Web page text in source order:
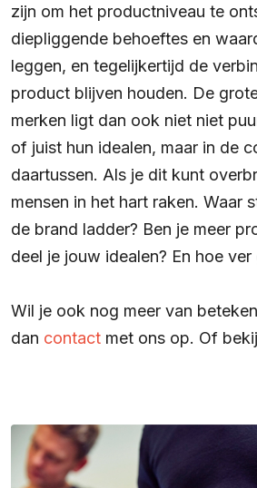
zijn om het productniveau te
diepliggende behoeftes en
leggen, en tegelijkertijd de
product blijven houden. De
merken ligt dan ook niet niet
of juist hun idealen, maar in de
daartussen. Als je dit kunt
mensen in het hart raken. Waar
de brand ladder? Ben je meer
deel je jouw idealen? En hoe ver
Wil je ook nog meer van
dan contact met ons op. Of